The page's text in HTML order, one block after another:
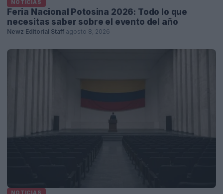
NOTICIAS
Feria Nacional Potosina 2026: Todo lo que
necesitas saber sobre el evento del año
Newz Editorial Staff agosto 8, 2026